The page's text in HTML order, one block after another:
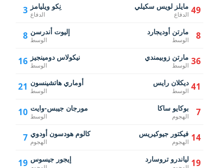
3 نِكو ويليامز
الدفاع
8 إليوت أندرسن
الوسط
16 نيكولاس دومينجيز
الوسط
21 أوماري هاتشينسون
الوسط
10 مورجان جيبس-وايت
الوسط
7 كالوم هودسون أودوي
الهجوم
19 إيجور جيسوس
49 مايلز لويس سكيلي
الدفاع
8 مارتن أوديجارد
الوسط
36 مارتن زوبيمندي
الوسط
41 ديكلان رايس
الوسط
7 بوكايو ساكا
الهجوم
14 فيكتور جيوكيريس
الهجوم
19 لياندرو تروسارد